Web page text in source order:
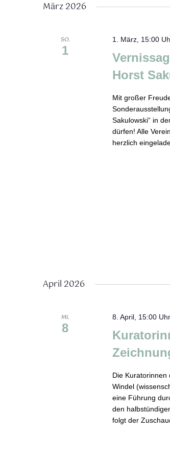
März 2026
SO.
1
1. März, 15:00
Horst
Mit großer
Sakulowski“ in
dürfen! Alle
herzlich
April 2026
MI.
8
8. April, 15:00 Uhr
Die Kuratorinnen
Windel
eine Führung
den
folgt der